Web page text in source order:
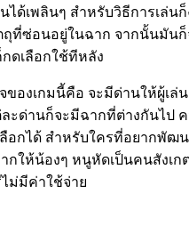
ได้เพลินๆ สำหรับวิธีการเล่น
ถุที่ซ่อนอยู่ในฉาก จากนั้นมันก็
ดเลือกใช้ทีหลัง
ของเกมนี้คือ จะมีด่านให้ผู้เล่
ละด่านก็จะมีฉากที่ต่างกันไป
ลือกได้ สำหรับใครที่อยากพัฒ
กให้น้องๆ หนูหัดเป็นคนสังเก
ไม่มีค่าใช้จ่าย